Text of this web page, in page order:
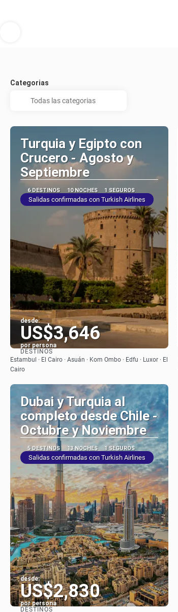
Categorias
Turquia y Egipto con
Crucero - Agosto y
Septiembre
6 DESTINOS 10 NOCHES 1 SEGUROS
Salidas confirmadas con Turkish Airlines
desde:
US$3,646
por persona
Ver
DESTINOS
Estambul · El Cairo · Asuán · Kom Ombo · Edfu · Luxor · El
Cairo
Dubai y Turquia al
completo desde Chile -
Octubre y Noviembre
5 DESTINOS 13 NOCHES 1 SEGUROS
Salidas confirmadas con Turkish Airlines
desde:
US$2,830
por persona
DESTINOS